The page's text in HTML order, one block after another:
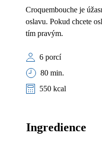
Croquembouche je
oslavu. Pokud chcete
tím pravým.
6 porcí
80 min.
550 kcal
Ingredience